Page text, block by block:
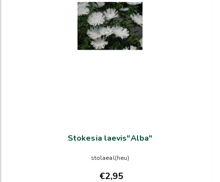
Stokesia laevis"Alba"
stolaeal(heu)
€2,95